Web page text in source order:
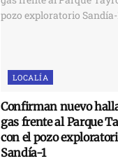
LOCALÍA
Confirman nuevo
gas frente al Parque
con el pozo
Sandía-1